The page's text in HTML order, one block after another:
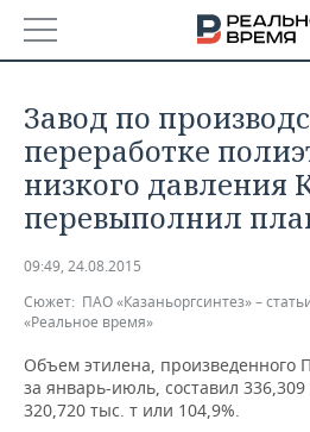
БАШКОРТОСТАН
ТАТАРСТАН
НОВОСТИ
АНАЛИТИКА
ДЕКЛАРАЦИИ О ДОХОДАХ
КОРОЛИ ГОСЗАКАЗА ПФО
ВУЗЫ ТАТАРСТАНА
НОВОСТИ ЭКОНОМИКИ
ФИНАНСЫ
БАНКИ
ПРОМЫШЛЕННОСТЬ
НОВОСТИ
ПРОМЫШЛЕННОСТИ
НЕДВИЖИМОСТЬ
НОВОСТИ НЕДВИЖИМОСТИ
АВТО
Завод по
переработке
низкого давления
перевыполнил
09:49, 24.08.2015
Сюжет: ПАО «Казаньоргсинтез» –
«Реальное время»
Объем этилена, произведенного
за январь-июль, составил
320,720 тыс. т или 104,9%.